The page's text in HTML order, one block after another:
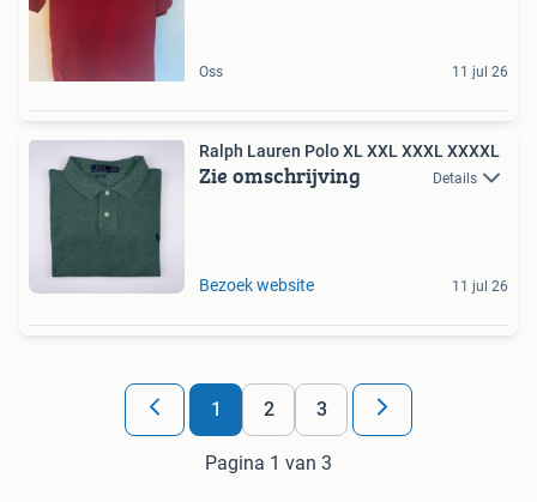
Oss 11 jul 26
Ralph Lauren Polo XL XXL XXXL XXXXL
Zie omschrijving Details
Bezoek website 11 jul 26
1 2 3
Pagina 1 van 3